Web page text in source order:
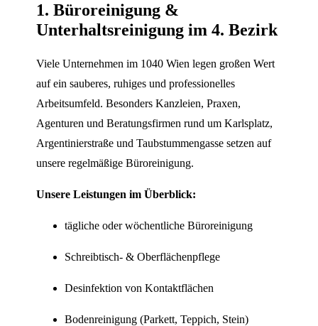
1. Büroreinigung &
Unterhaltsreinigung im 4. Bezirk
Viele Unternehmen im 1040 Wien legen großen Wert
auf ein sauberes, ruhiges und professionelles
Arbeitsumfeld. Besonders Kanzleien, Praxen,
Agenturen und Beratungsfirmen rund um Karlsplatz,
Argentinierstraße und Taubstummengasse setzen auf
unsere regelmäßige Büroreinigung.
Unsere Leistungen im Überblick:
tägliche oder wöchentliche Büroreinigung
Schreibtisch- & Oberflächenpflege
Desinfektion von Kontaktflächen
Bodenreinigung (Parkett, Teppich, Stein)